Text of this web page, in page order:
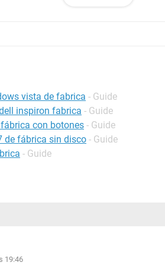
vista de fabrica - Guide
inspiron fabrica - Guide
con botones - Guide
de fábrica sin disco - Guide
- Guide
19:46